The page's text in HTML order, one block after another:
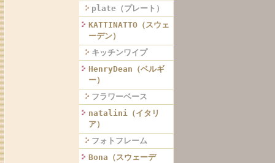
plate（プレート）
KATTINATTO（スウェ
ーデン）
キッチンワイプ
HenryDean（ベルギ
ー）
フラワーベース
natalini（イタリ
ア）
フォトフレーム
Bona（スウェーデ